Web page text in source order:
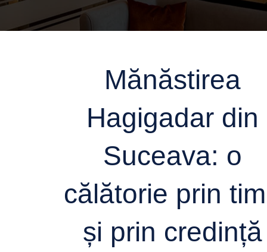
Mănăstirea
Hagigadar din
Suceava: o
călătorie prin
și prin credință